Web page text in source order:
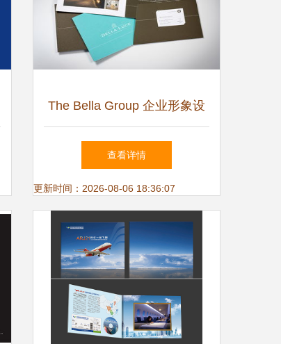
The Bella Group 企业形象设
计与策划 塑造优雅与创新的
品牌力
查看详情
更新时间：2026-08-06 18:36:07